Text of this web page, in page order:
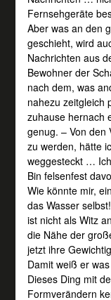
Fernsehgeräte
Aber was an den
geschieht, wird
Nachrichten aus
Bewohner der
nach dem, was
nahezu zeitgleich
zuhause hernach
genug. – Von den
zu werden, hätte
weggesteckt …
Bin felsenfest
Wie könnte mir,
das Wasser
ist nicht als Witz
die Nähe der
jetzt ihre
Damit weiß er
Dieses Ding mit
Formverändern